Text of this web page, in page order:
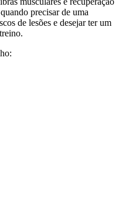
precisar de uma
de lesões e desejar ter um